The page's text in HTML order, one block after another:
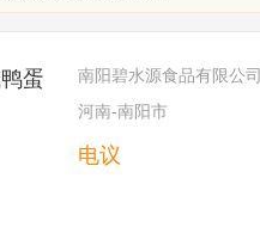
电议
蛋
南阳碧水源食品有限公司
河南-南阳市